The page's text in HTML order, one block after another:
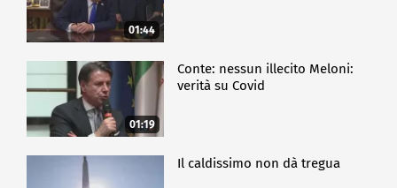
01:44
01:19
Conte: nessun illecito Meloni:
verità su Covid
Il caldissimo non dà tregua